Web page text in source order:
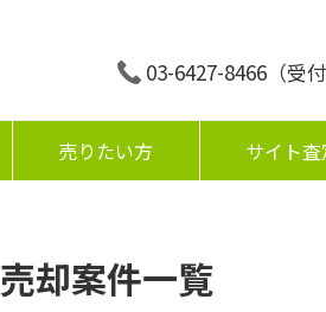
03-6427-8466 （受
売りたい方 サイト査
売却案件一覧